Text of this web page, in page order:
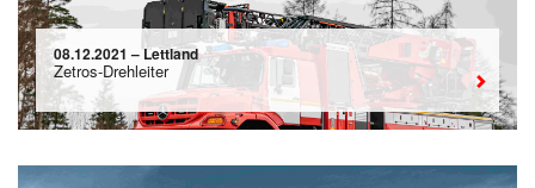
08.12.2021 – Lettland
Zetros-Drehleiter